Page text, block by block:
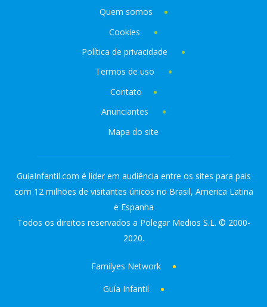
Quem somos
Cookies
Política de privacidade
Termos de uso
Contato
Anunciantes
Mapa do site
GuiaInfantil.com é líder em audiência entre os sites para pais
com 12 milhões de visitantes únicos no Brasil, America Latina
e Espanha
Todos os direitos reservados a Polegar Medios S.L. © 2000-
2020.
Familyes Network
Guía Infantil